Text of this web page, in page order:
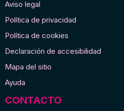
Aviso legal
Política de privacidad
Política de cookies
Declaración de accesibilidad
Mapa del sitio
Ayuda
CONTACTO